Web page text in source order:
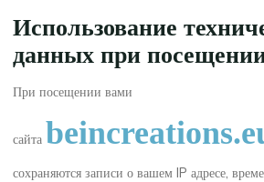
Использование
данных при
При посещении вами
сайта
сохраняются записи о вашем IP адресе,